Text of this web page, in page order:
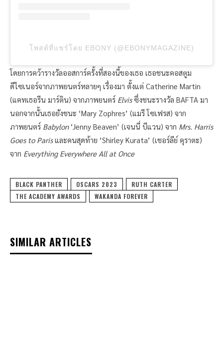
โพสต์ที่แชร์โดย EBONY (@EBONYMAGAZINE)
โดยการคว้ารางวัลออสการ์ครั้งที่สองนี้ของเธอ เธอชนะคอสตูม
ดีไซเนอร์จากภาพยนตร์หลายๆ เรื่องมา ตั้งแต่ Catherine Martin
(แคทเธอรีน มาร์ติน) จากภาพยนตร์ Elvisซึ่งชนะรางวัล BAFTA มา
นอกจากนั้นเธอยังชนะ ‘Mary Zophres’ (แมรี โซเฟรส) จาก
ภาพยนตร์ Babylon ‘Jenny Beaven’ (เจนนี่ บีแวน) จาก Mrs. Harris
Goes to Parisและคนสุดท้าย ‘Shirley Kurata’ (เชอร์ลีย์ คุราตะ)
จาก Everything Everywhere All at Once
BLACK PANTHER OSCARS 2023
RUTH CARTER
THE ACADEMY AWARDS
WAKANDA FOREVER
SIMILAR ARTICLES